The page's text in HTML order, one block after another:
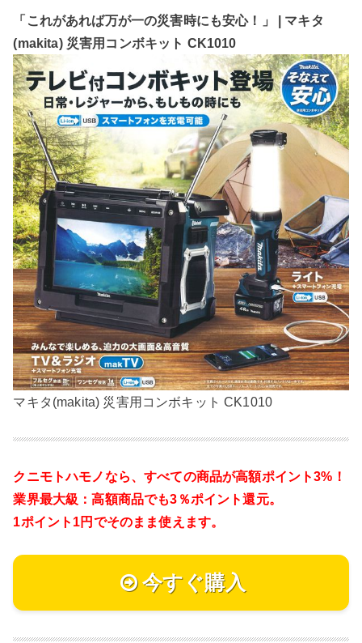
「これがあれば万が一の災害時にも安心！」 | マキタ
(makita) 災害用コンボキット CK1010
マキタ(makita) 災害用コンボキット CK1010
クニモトハモノなら、すべての商品が高額ポイント3%！
業界最大級：高額商品でも3％ポイント還元。
1ポイント1円でそのまま使えます。
今すぐ購入